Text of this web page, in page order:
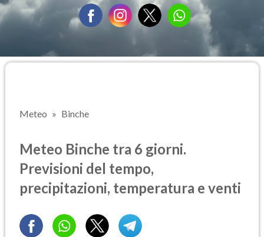
Meteo Binche
Meteo Binche tra 6 giorni.
Previsioni del tempo,
precipitazioni, temperatura e venti